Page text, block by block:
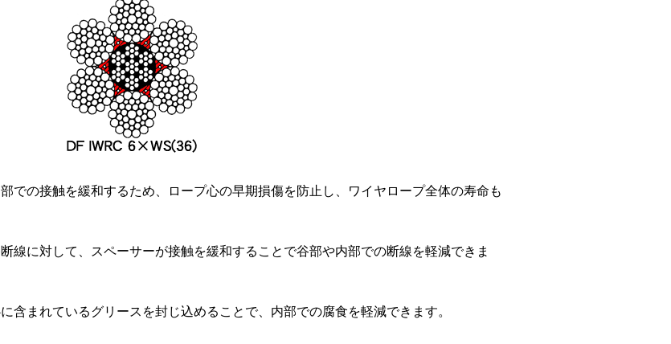
での接触を緩和するため、ロープ心の早期損傷を防止し、ワイヤロープ全体の寿命も
線に対して、スペーサーが接触を緩和することで谷部や内部での断線を軽減できま
含まれているグリースを封じ込めることで、内部での腐食を軽減できます。